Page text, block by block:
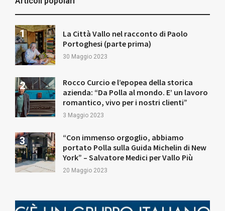
La Città Vallo nel racconto di Paolo
Portoghesi (parte prima)
30 Maggio 2023
Rocco Curcio e l’epopea della storica
azienda: “Da Polla al mondo. E’ un lavoro
romantico, vivo per i nostri clienti”
3 Maggio 2023
“Con immenso orgoglio, abbiamo
portato Polla sulla Guida Michelin di New
York” – Salvatore Medici per Vallo Più
20 Maggio 2023